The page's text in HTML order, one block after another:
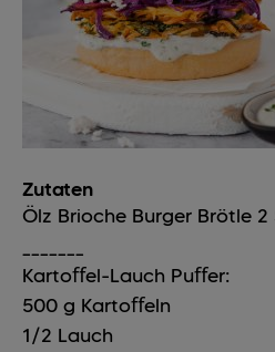
Zutaten
Ölz Brioche Burger Brötle 2
Kartoﬀel-Lauch Puﬀer:
500 g Kartoﬀeln
1/2 Lauch